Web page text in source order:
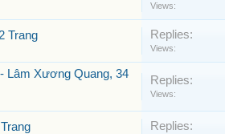
Views:
Trang Replies:
Views:
Lâm Xương Quang, 34
Replies:
Views:
Replies: